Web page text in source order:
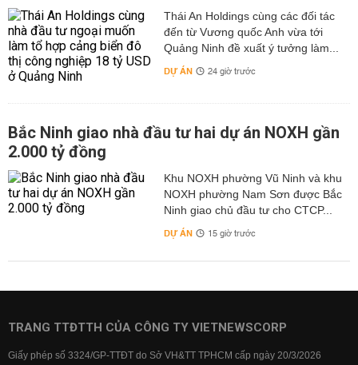
Thái An Holdings cùng các đối tác
đến từ Vương quốc Anh vừa tới
Quảng Ninh đề xuất ý tưởng làm...
DỰ ÁN 24 giờ trước
Bắc Ninh giao nhà đầu tư hai dự án NOXH gần
2.000 tỷ đồng
Khu NOXH phường Vũ Ninh và khu
NOXH phường Nam Sơn được Bắc
Ninh giao chủ đầu tư cho CTCP...
DỰ ÁN 15 giờ trước
TRANG TTĐTTH CỦA CÔNG TY VIETNEWSCORP
Giấy phép số 3324/GP-TTĐT do Sở VH&TT TPHCM cấp ngày 20/3/2026